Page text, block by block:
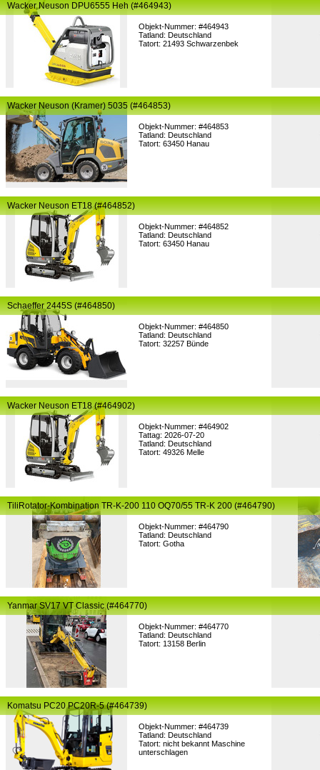
Objekt-Nummer: #464943
Tatland: Deutschland
Tatort: 21493 Schwarzenbek
Wacker Neuson DPU6555 Heh (#464943)
Objekt-Nummer: #464853
Tatland: Deutschland
Tatort: 63450 Hanau
Wacker Neuson (Kramer) 5035 (#464853)
Objekt-Nummer: #464852
Tatland: Deutschland
Tatort: 63450 Hanau
Wacker Neuson ET18 (#464852)
Objekt-Nummer: #464850
Tatland: Deutschland
Tatort: 32257 Bünde
Schaeffer 2445S (#464850)
Objekt-Nummer: #464902
Tattag: 2026-07-20
Tatland: Deutschland
Tatort: 49326 Melle
Wacker Neuson ET18 (#464902)
Objekt-Nummer: #464790
Tatland: Deutschland
Tatort: Gotha
TiliRotator-Kombination TR-K-200 110 OQ70/55 TR-K 200 (#464790)
Objekt-Nummer: #464770
Tatland: Deutschland
Tatort: 13158 Berlin
Yanmar SV17 VT Classic (#464770)
Objekt-Nummer: #464739
Tatland: Deutschland
Tatort: nicht bekannt Maschine
unterschlagen
Komatsu PC20 PC20R-5 (#464739)